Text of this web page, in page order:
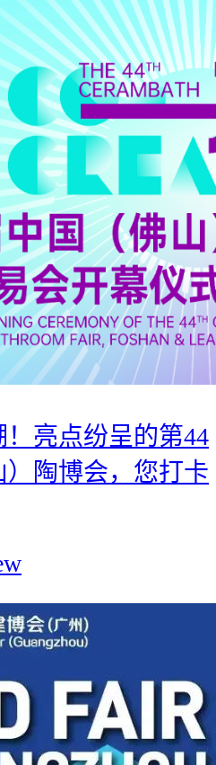
亮点纷呈的第44
）陶博会，您打卡